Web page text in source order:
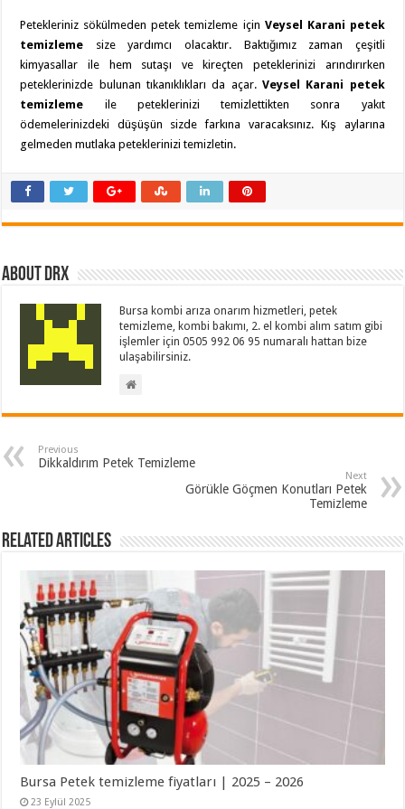
Petekleriniz sökülmeden petek temizleme için Veysel Karani petek
temizleme size yardımcı olacaktır. Baktığımız zaman çeşitli
kimyasallar ile hem sutaşı ve kireçten peteklerinizi arındırırken
peteklerinizde bulunan tıkanıklıkları da açar.Veysel Karani petek
temizleme ile peteklerinizi temizlettikten sonra yakıt
ödemelerinizdeki düşüşün sizde farkına varacaksınız. Kış aylarına
gelmeden mutlaka peteklerinizi temizletin.
About drx
Bursa kombi arıza onarım hizmetleri, petek
temizleme, kombi bakımı, 2. el kombi alım satım gibi
işlemler için 0505 992 06 95 numaralı hattan bize
ulaşabilirsiniz.
Previous
Dikkaldırım Petek Temizleme
Next
Görükle Göçmen Konutları Petek
Temizleme
Related Articles
Bursa Petek temizleme fiyatları | 2025 – 2026
23 Eylül 2025